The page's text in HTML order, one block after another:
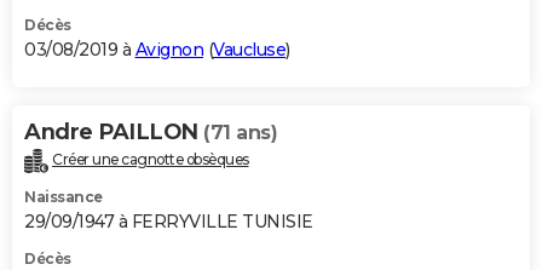
Décès
03/08/2019 à Avignon (Vaucluse)
Andre PAILLON (71 ans)
Créer une cagnotte obsèques
Naissance
29/09/1947 à FERRYVILLE TUNISIE
Décès